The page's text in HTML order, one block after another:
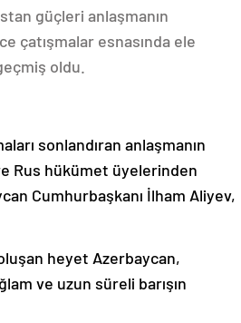
güçleri anlaşmanın
çatışmalar esnasında ele
oldu.
sonlandıran anlaşmanın
Rus hükümet üyelerinden
Cumhurbaşkanı İlham Aliyev,
heyet Azerbaycan,
ve uzun süreli barışın